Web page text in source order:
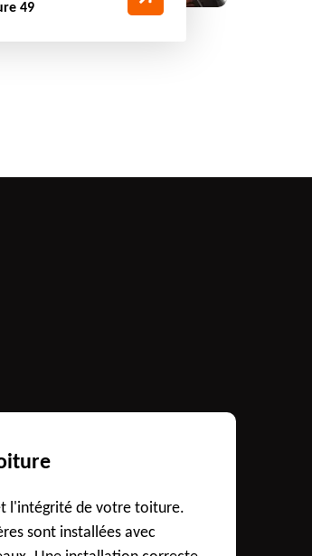
49
l'intégrité de votre toiture.
sont installées avec